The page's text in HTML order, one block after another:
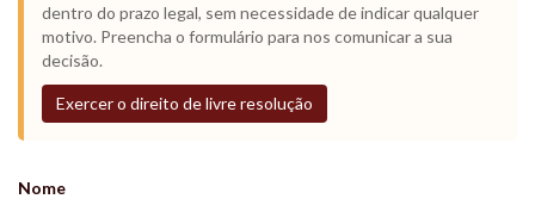
dentro do prazo legal, sem necessidade de indicar qualquer
motivo. Preencha o formulário para nos comunicar a sua
decisão.
Exercer o direito de livre resolução
Nome